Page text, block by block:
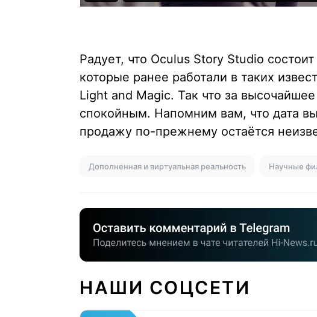
Радует, что Oculus Story Studio
которые ранее работали в таких
Light and Magic. Так что за
спокойным. Напомним вам, что дата
продажу по-прежнему остаётся
Дополненная и виртуальная реальность Научные
НАШИ СОЦСЕТИ